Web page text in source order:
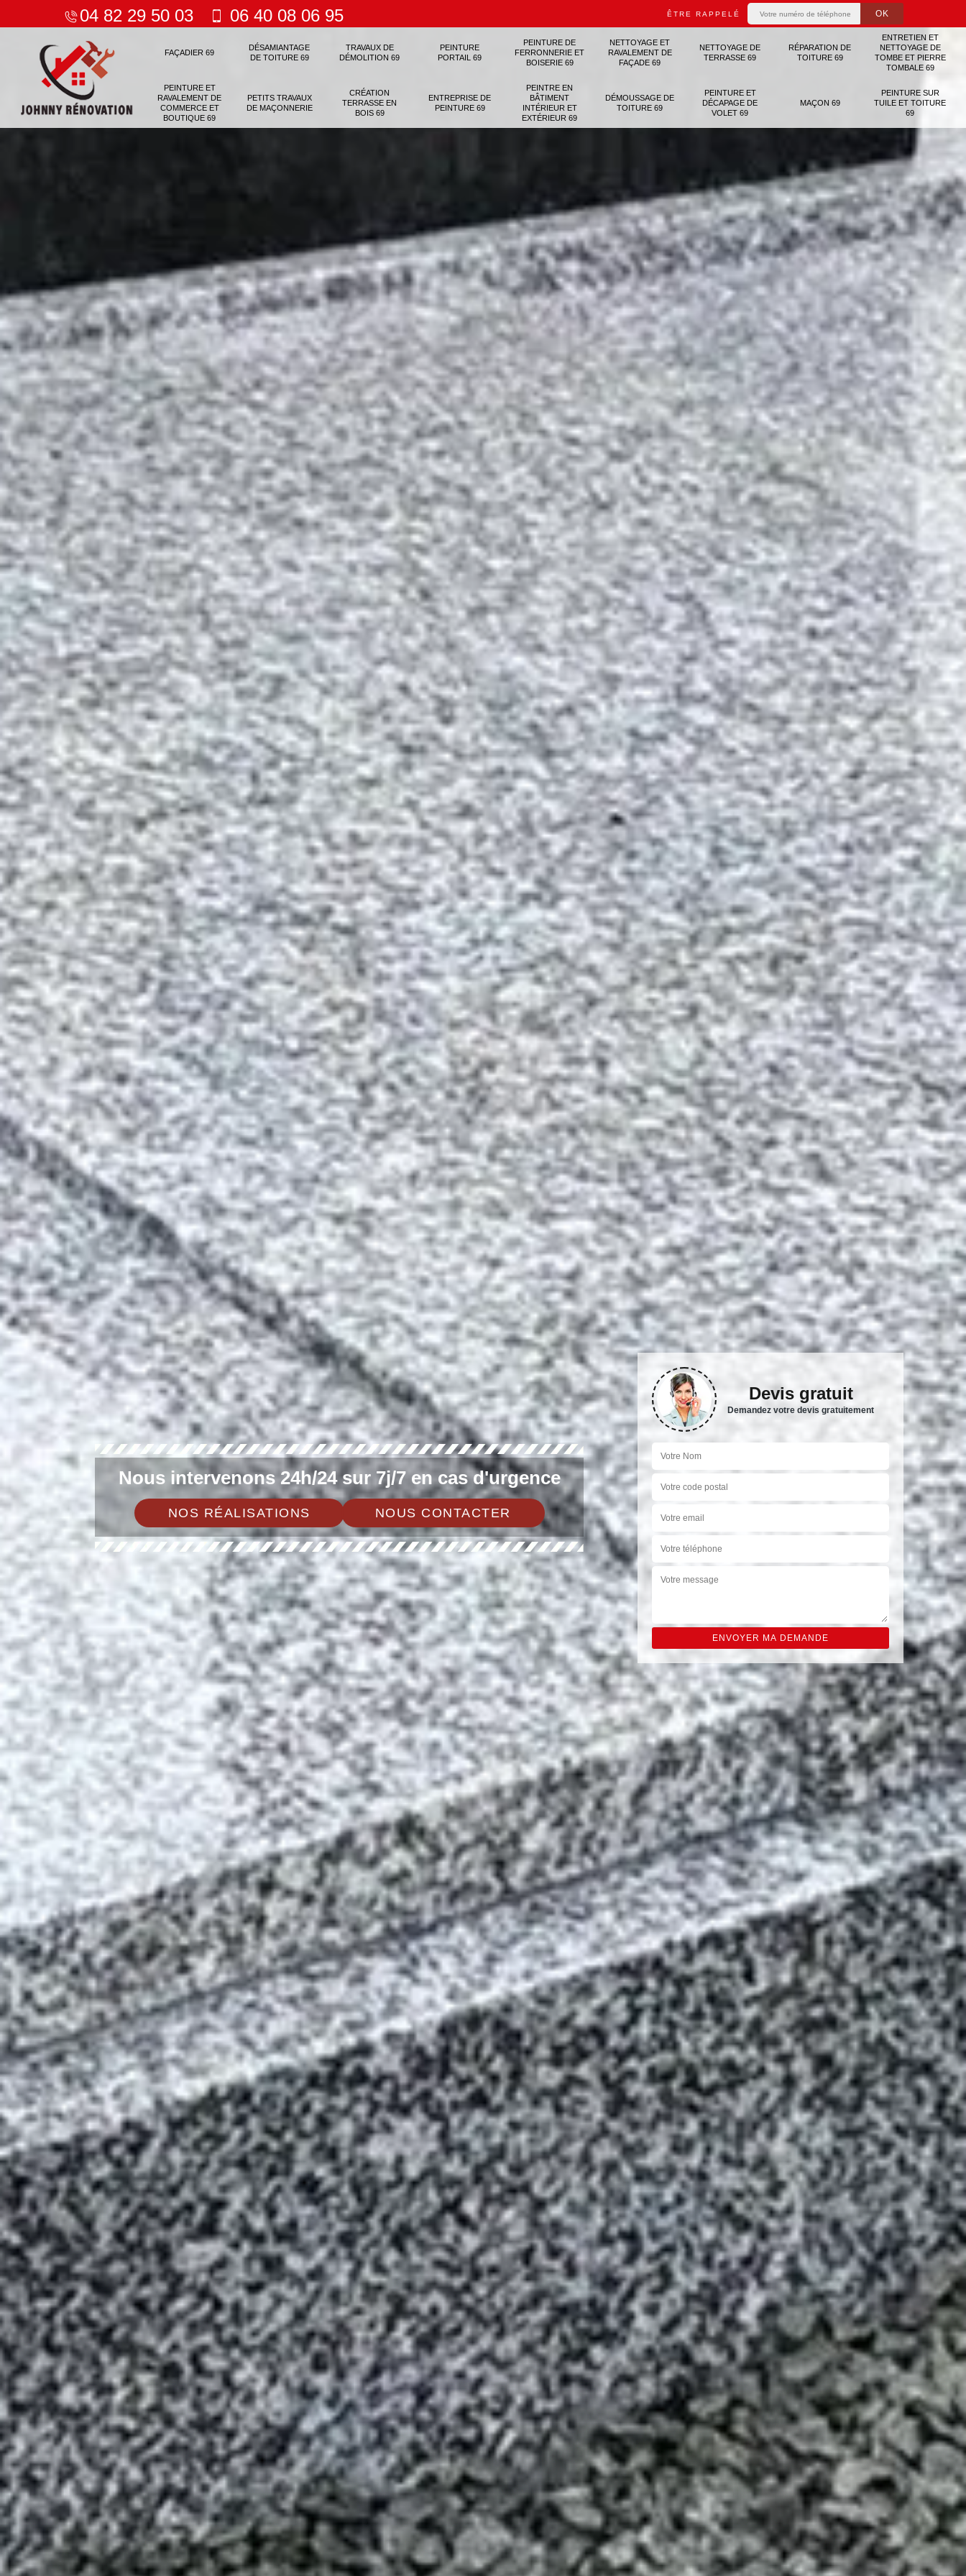
04 82 29 50 03 06 40 08 06 95 ÊTRE RAPPELÉ
FAÇADIER 69
DÉSAMIANTAGE
DE TOITURE 69
TRAVAUX DE
DÉMOLITION 69
PEINTURE
PORTAIL 69
PEINTURE DE
FERRONNERIE ET
BOISERIE 69
NETTOYAGE ET
RAVALEMENT DE
FAÇADE 69
NETTOYAGE DE
TERRASSE 69
RÉPARATION DE
TOITURE 69
ENTRETIEN ET
NETTOYAGE DE
TOMBE ET PIERRE
TOMBALE 69
PEINTURE ET
RAVALEMENT DE
COMMERCE ET
BOUTIQUE 69
PETITS TRAVAUX
DE MAÇONNERIE
CRÉATION
TERRASSE EN
BOIS 69
ENTREPRISE DE
PEINTURE 69
PEINTRE EN
BÂTIMENT
INTÉRIEUR ET
EXTÉRIEUR 69
DÉMOUSSAGE DE
TOITURE 69
PEINTURE ET
DÉCAPAGE DE
VOLET 69
MAÇON 69
PEINTURE SUR
TUILE ET TOITURE
69
Nous intervenons 24h/24 sur 7j/7 en cas d'urgence
NOS RÉALISATIONS NOUS CONTACTER
Devis gratuit
Demandez votre devis gratuitement